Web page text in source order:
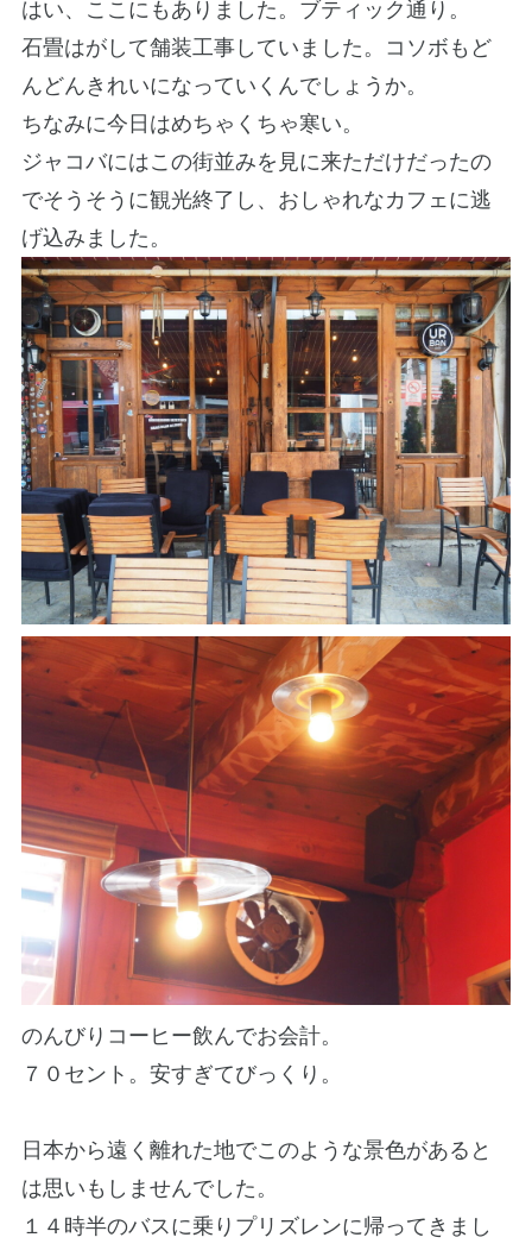
はい、ここにもありました。ブティック通り。
石畳はがして舗装工事していました。コソボもど
んどんきれいになっていくんでしょうか。
ちなみに今日はめちゃくちゃ寒い。
ジャコバにはこの街並みを見に来ただけだったの
でそうそうに観光終了し、おしゃれなカフェに逃
げ込みました。
のんびりコーヒー飲んでお会計。
７０セント。安すぎてびっくり。
日本から遠く離れた地でこのような景色があると
は思いもしませんでした。
１４時半のバスに乗りプリズレンに帰ってきまし